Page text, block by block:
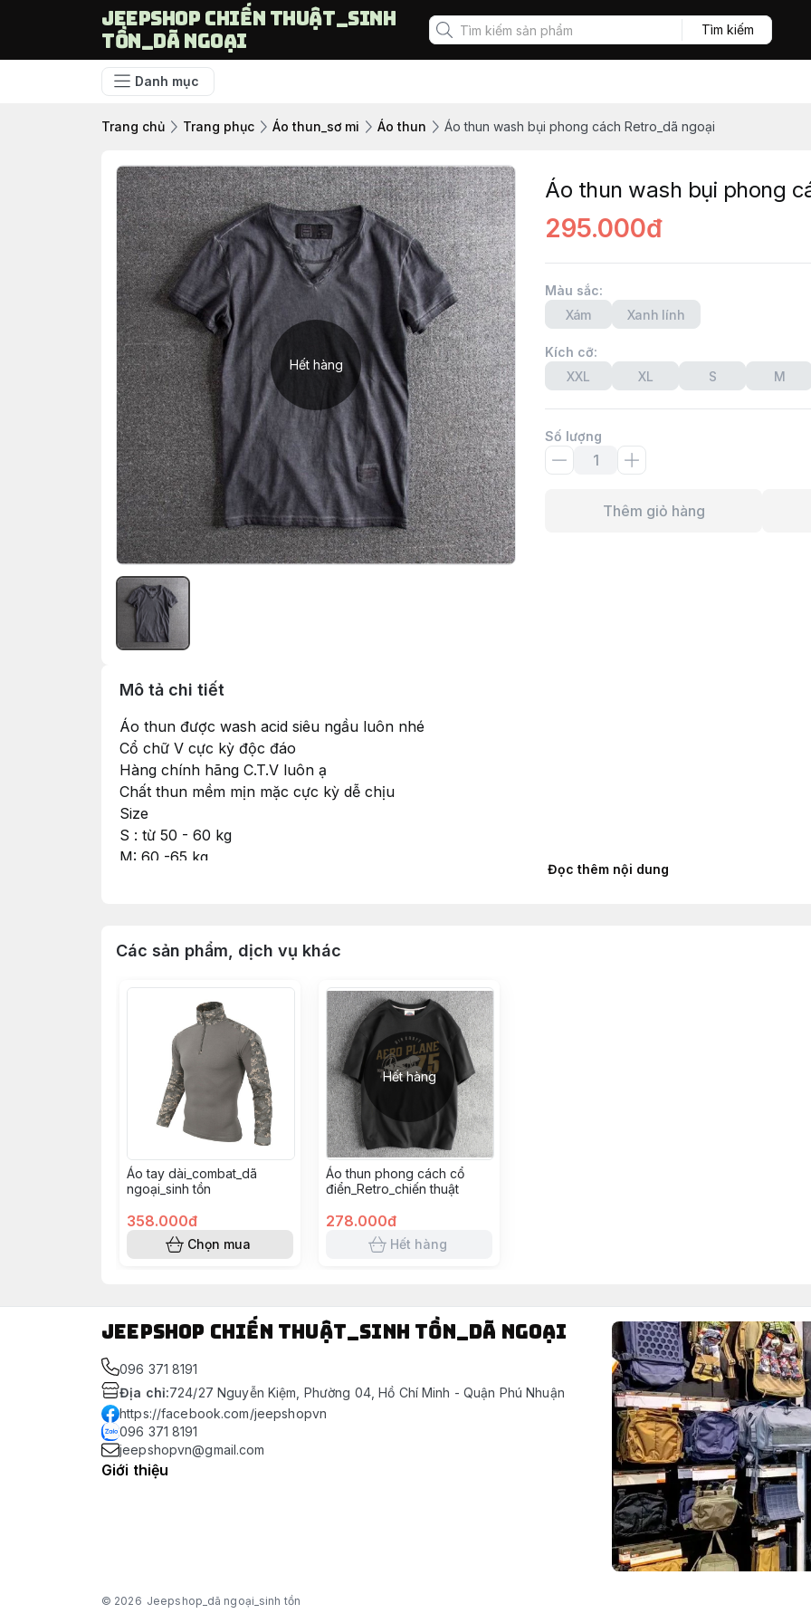
Jeepshop chiến thuật_sinh
tồn_dã ngoại
Tìm kiếm
Danh mục
Trang chủ Trang phục Áo thun_sơ mi Áo thun Áo thun wash bụi phong cách Retro_dã ngoại
Hết hàng
Áo thun wash bụi phong
295.000đ
Màu sắc:
Xám
Xanh lính
Kích cỡ:
XXL
XL S M
Số lượng
Thêm giỏ hàng
Mô tả chi tiết
Áo thun được wash acid siêu ngầu luôn nhé
Cổ chữ V cực kỳ độc đáo
Hàng chính hãng C.T.V luôn ạ
Chất thun mềm mịn mặc cực kỳ dễ chịu
Size
S : từ 50 - 60 kg
M: 60 -65 kg
#aothun #aolinh #wash #wax
Đọc thêm nội dung
Các sản phẩm, dịch vụ khác
Áo tay dài_combat_dã
ngoại_sinh tồn
358.000đ
Chọn mua
Hết hàng
Áo thun phong cách cổ
điển_Retro_chiến thuật
278.000đ
Hết hàng
Jeepshop chiến thuật_sinh tồn_dã ngoại
096 371 8191
Địa chỉ:724/27 Nguyễn Kiệm, Phường 04, Hồ Chí Minh - Quận Phú Nhuận
https://facebook.com/jeepshopvn
096 371 8191
jeepshopvn@gmail.com
Giới thiệu
© 2026 Jeepshop_dã ngoại_sinh tồn